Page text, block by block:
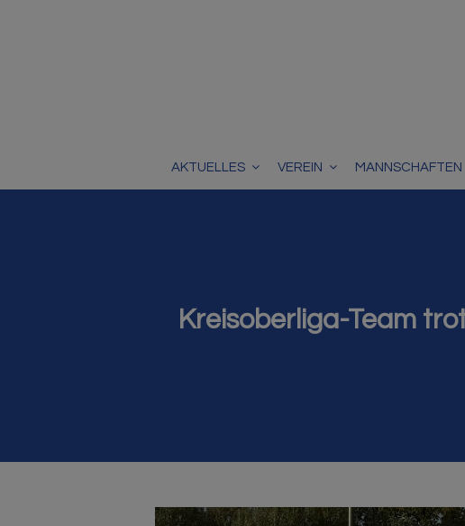
AKTUELLES VEREIN MANNSCHAFTEN
Kreisoberliga-Team